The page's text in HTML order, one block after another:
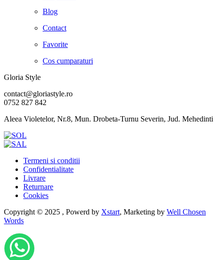
Blog
Contact
Favorite
Cos cumparaturi
Gloria Style
contact@gloriastyle.ro
0752 827 842
Aleea Violetelor, Nr.8, Mun. Drobeta-Turnu Severin, Jud. Mehedinti
Termeni si conditii
Confidentialitate
Livrare
Returnare
Cookies
Copyright © 2025 , Powerd by Xstart, Marketing by Well Chosen
Words